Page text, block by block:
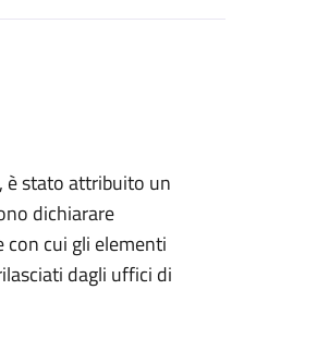
è stato attribuito un
dichiarare
con cui gli elementi
dagli uffici di